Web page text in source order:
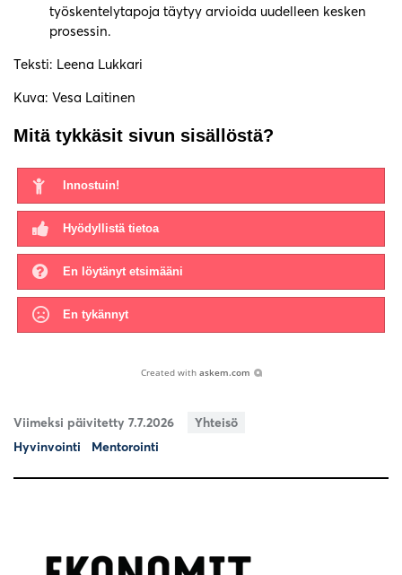
työskentelytapoja täytyy arvioida uudelleen kesken
prosessin.
Teksti: Leena Lukkari
Kuva: Vesa Laitinen
Mitä tykkäsit sivun sisällöstä?
Innostuin!
Hyödyllistä tietoa
En löytänyt etsimääni
En tykännyt
Created with askem.com
Viimeksi päivitetty 7.7.2026
Yhteisö
Hyvinvointi
Mentorointi